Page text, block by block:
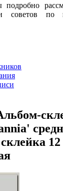
советов по
12